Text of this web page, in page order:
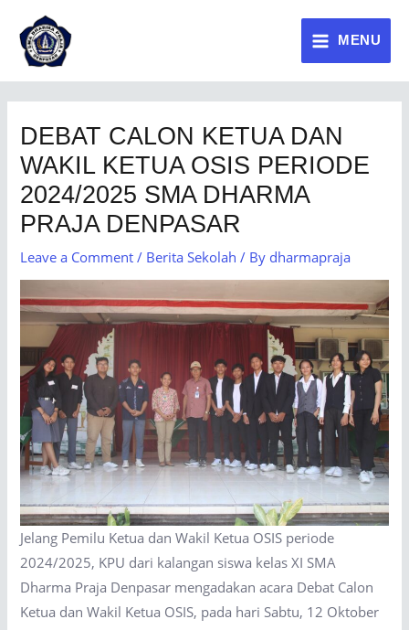
MENU
DEBAT CALON KETUA DAN
WAKIL KETUA OSIS PERIODE
2024/2025 SMA DHARMA
PRAJA DENPASAR
Leave a Comment / Berita Sekolah / By dharmapraja
Jelang Pemilu Ketua dan Wakil Ketua OSIS periode
2024/2025, KPU dari kalangan siswa kelas XI SMA
Dharma Praja Denpasar mengadakan acara Debat Calon
Ketua dan Wakil Ketua OSIS, pada hari Sabtu, 12 Oktober